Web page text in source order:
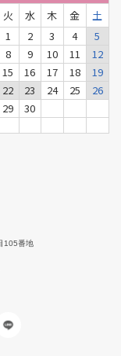
火 水 木 金
土
1
2 3 4
5
8 9 10 11
12
15 16 17 18
19
22 23 24 25
26
29 30
105番地